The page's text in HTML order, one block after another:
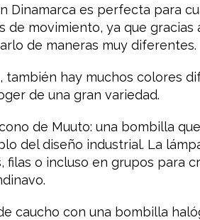
Dinamarca es perfecta para
de movimiento, ya que gracias
de maneras muy diferentes.
también hay muchos colores
de una gran variedad.
de Muuto: una bombilla
del diseño industrial. La
o incluso en grupos para
caucho con una bombilla